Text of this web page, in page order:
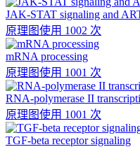
JAK-STAT signaling and
原理图使用 1002 次
mRNA processing
原理图使用 1001 次
RNA-polymerase II
原理图使用 1001 次
TGF-beta receptor signaling